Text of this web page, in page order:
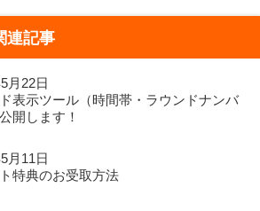
連記事
月22日
表示ツール（時間帯・ラウンドナンバ
開します！
月11日
特典のお受取方法